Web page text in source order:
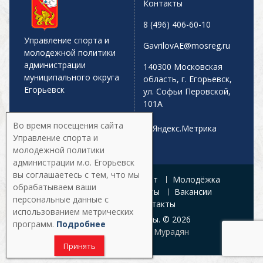
Управление спорта и
молодежной политики
администрации
муниципального округа
Егорьевск
Контакты
8 (496) 406-60-10
GavrilovAE@mosreg.ru
140300 Московская
область, г. Егорьевск,
ул. Софьи Перовской,
101А
Главная Афиша Спорт
Молодёжка
Управление
Документы
Вакансии
Галерея
Контакты
Все права защищены. © 2026
Разработка:
Армен Мурадян
Во время посещения сайта
Управление спорта и
молодежной политики
администрации м.о. Егорьевск
вы соглашаетесь с тем, что мы
обрабатываем ваши
персональные данные с
использованием метрических
программ. Подробнее